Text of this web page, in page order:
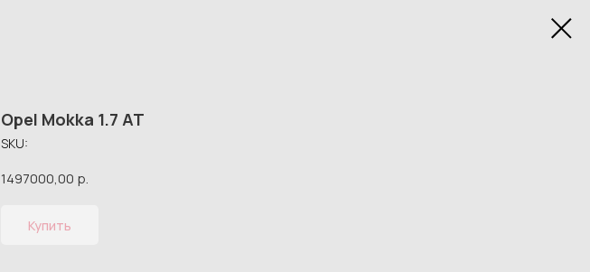
Opel Mokka 1.7 AT
SKU:
1497000,00 р.
Купить